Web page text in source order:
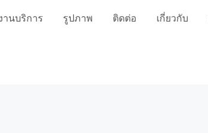
านบริการ รูปภาพ ติดต่อ เกี่ยวกับ